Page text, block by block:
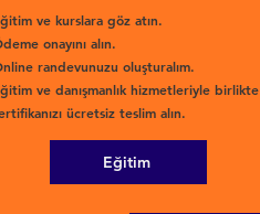
ve kurslara göz atın.
onayını alın.
randevunuzu oluşturalım.
ve danışmanlık hizmetleriyle birlikte
ücretsiz teslim alın.
Eğitim